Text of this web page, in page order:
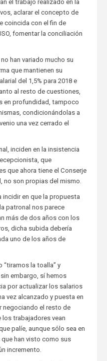
el trabajo realizado en la
aclarar el concepto de
coincida con el fin de
fomentar la conciliación
han variado mucho su
que mantienen su
del 1,5% para 2018 e
al resto de cuestiones,
en profundidad, tampoco
condicionándolas a
una vez cerrado el
inciden en la insistencia
que
que ahora tiene el Conserje
no son propias del mismo.
incidir en que la propuesta
patronal nos parece
más de dos años con los
dicha subida debería
uno de los años de
“tiramos la toalla” y
embargo, sí hemos
por actualizar los salarios
vez alcanzado y puesta en
negociando el resto de
los trabajadores vean
palíe, aunque sólo sea en
han visto como sus
incremento.